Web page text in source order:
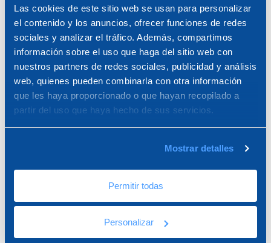
Las cookies de este sitio web se usan para personalizar
el contenido y los anuncios, ofrecer funciones de redes
sociales y analizar el tráfico. Además, compartimos
información sobre el uso que haga del sitio web con
nuestros partners de redes sociales, publicidad y análisis
web, quienes pueden combinarla con otra información
que les haya proporcionado o que hayan recopilado a
partir del uso que haya hecho de sus servicios.
Mostrar detalles
Permitir todas
Personalizar
navegador si prefiere hacerlo usted mismo. Para ver un
resumen de cómo actuar para los navegadores más
comunes, visitewww.cookiepedia.co.uk.
Las empresas de publicidad también le permiten optar por
no recibir anuncios dirigidos si así lo desea. Esto no impide
la instalación de cookies, pero impide el uso y la
recopilación de ciertos datos por parte de estas empresas
Para más información y opciones de exclusión, visite
Responsable del tratamiento: el Responsable del
tratamiento, de acuerdo con la Ley, es DAKOTA GROUP
en la persona de su representante legal pro tempore.